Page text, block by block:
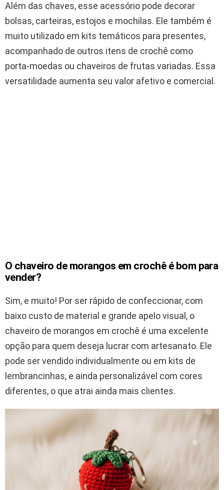
Além das chaves, esse acessório pode decorar
bolsas, carteiras, estojos e mochilas. Ele também é
muito utilizado em kits temáticos para presentes,
acompanhado de outros itens de crochê como
porta-moedas ou chaveiros de frutas variadas. Essa
versatilidade aumenta seu valor afetivo e comercial.
O chaveiro de morangos em crochê é bom para
vender?
Sim, e muito! Por ser rápido de confeccionar, com
baixo custo de material e grande apelo visual, o
chaveiro de morangos em crochê é uma excelente
opção para quem deseja lucrar com artesanato. Ele
pode ser vendido individualmente ou em kits de
lembrancinhas, e ainda personalizável com cores
diferentes, o que atrai ainda mais clientes.